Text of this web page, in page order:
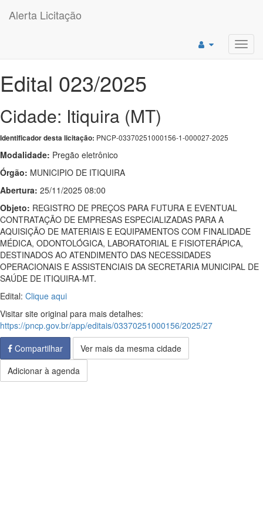
Alerta Licitação
Edital 023/2025
Cidade: Itiquira (MT)
Identificador desta licitação: PNCP-03370251000156-1-000027-2025
Modalidade: Pregão eletrônico
Órgão: MUNICIPIO DE ITIQUIRA
Abertura: 25/11/2025 08:00
Objeto: REGISTRO DE PREÇOS PARA FUTURA E EVENTUAL
CONTRATAÇÃO DE EMPRESAS ESPECIALIZADAS PARA A
AQUISIÇÃO DE MATERIAIS E EQUIPAMENTOS COM FINALIDADE
MÉDICA, ODONTOLÓGICA, LABORATORIAL E FISIOTERÁPICA,
DESTINADOS AO ATENDIMENTO DAS NECESSIDADES
OPERACIONAIS E ASSISTENCIAIS DA SECRETARIA MUNICIPAL DE
SAÚDE DE ITIQUIRA-MT.
Edital: Clique aqui
Visitar site original para mais detalhes:
https://pncp.gov.br/app/editais/03370251000156/2025/27
Compartilhar
Ver mais da mesma cidade
Adicionar à agenda